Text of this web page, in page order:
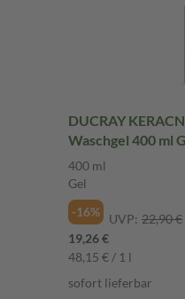
DUCRAY
Waschgel 400 ml
400 ml
Gel
-16%
UVP: 22,90 €
19,26 €
48,15 € / 1 l
sofort lieferbar